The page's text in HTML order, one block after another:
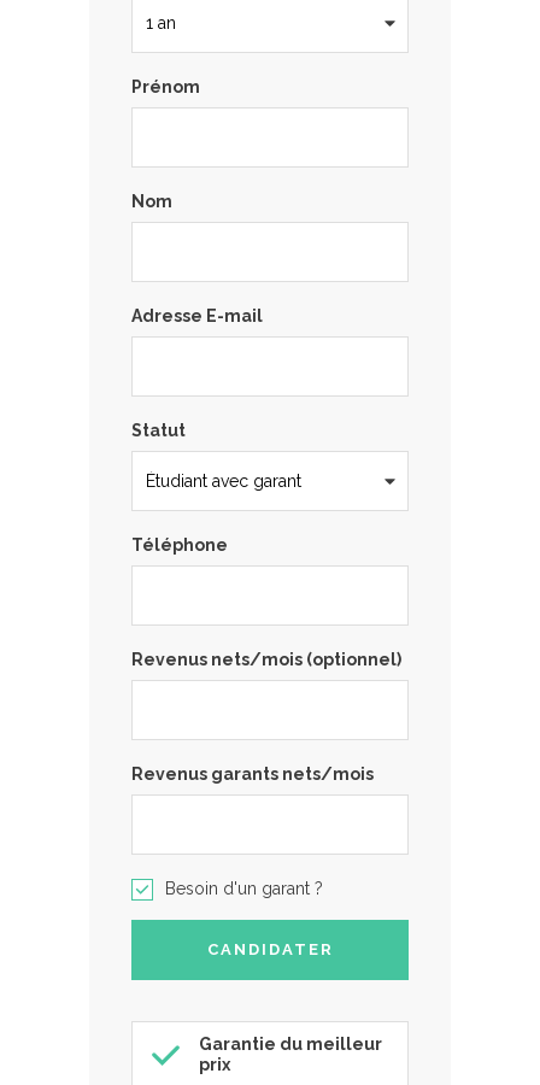
Prénom
Nom
Adresse E-mail
Statut
Téléphone
Revenus nets/mois (optionnel)
Revenus garants nets/mois
Besoin d'un garant ?
Garantie du meilleur
prix